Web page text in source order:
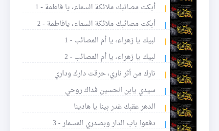
أبكت مصائبك ملائكة السماء، يا فاطمة - 1
أبكت مصائبك ملائكة السماء، يافاطمة - 2
لبيك يا زهراء، يا أم المصائب - 1
لبيك يا زهراء، يا أم المصائب - 2
نارك من أثر ناري، حرقت دارك وداري
سيدي يابن الحسين فداك روحي
الدهر عقبك غدر بينا يا هادينا
دفعوا باب الدار وبصدري المسمار - 3